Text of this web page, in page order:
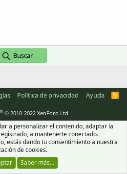
Buscar
Política de privacidad Ayuda
R
® © 2010-2022 XenForo Ltd.
a personalizar el contenido, adaptar la
a mantenerte conectado.
estás dando tu consentimiento a nuestra
de cookies.
Saber más…